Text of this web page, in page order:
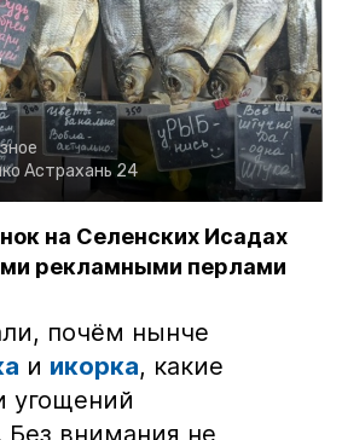
Астрахань 24
на Селенских Исадах
рекламными перлами
почём нынче
и икорка, какие
угощений
Без внимания не